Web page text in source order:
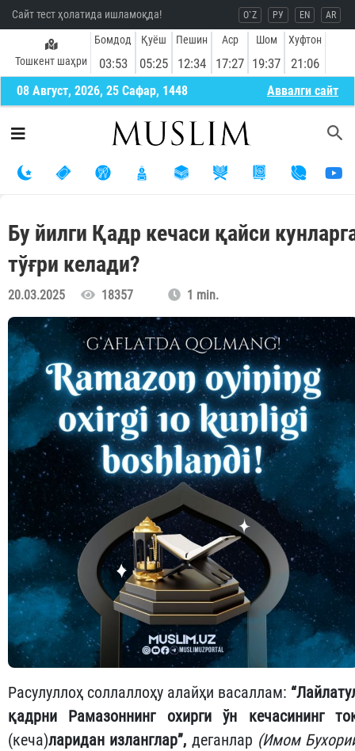
Сайт тест ҳолатида ишламоқда! O`Z РУ EN AR
Тошкент шаҳри
Бомдод
03:53
Қуёш
05:25
Пешин
12:34
Аср
17:27
Шом
19:37
Хуфтон
21:06
08 Август, 2026, 25 Сафар, 1448 Aввалги сайт
Бу йилги Қадр кечаси қайси
тўғри келади?
20.03.2025 18357 1 min.
Расулуллоҳ соллаллоҳу алайҳи васаллам: “
қадрни Рамазоннинг охирги ўн кечасининг
(кеча)ларидан изланглар”, деганлар (Имом